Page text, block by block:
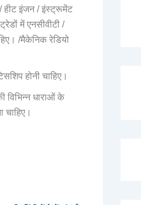
हीट इंजन / इंस्ट्रूमेंट
में एनसीवीटी /
/मैकेनिक रेडियो
होनी चाहिए।
विभिन्न धाराओं के